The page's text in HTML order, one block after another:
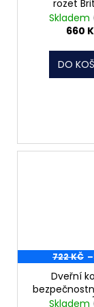
rozet
Skladem
660
DO
722 KČ
Dveřní
zlatá klika/
Skladem